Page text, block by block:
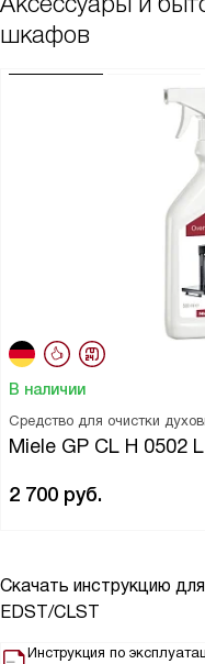
шкафов
В наличии
Средство для очистки
Miele GP CL H 0502 L
2 700 руб.
Скачать инструкцию
EDST/CLST
Инструкция по